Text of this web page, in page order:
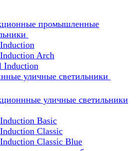
промышленные
Arch
Induction
уличные светильники
уличные светильники
Basic
Classic
Classic Blue